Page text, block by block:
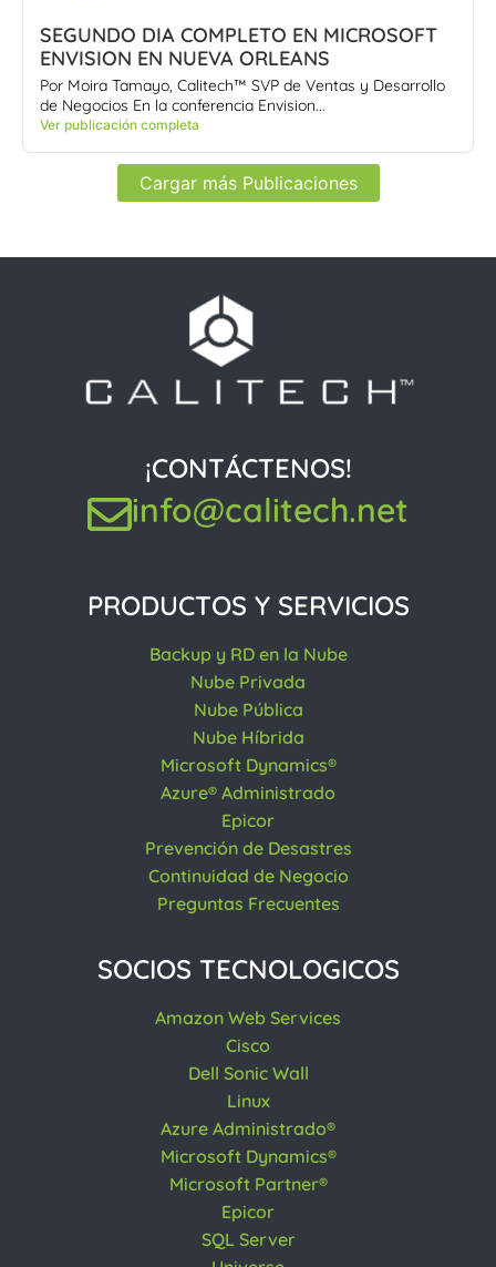
SEGUNDO DIA COMPLETO EN MICROSOFT
ENVISION EN NUEVA ORLEANS
Por Moira Tamayo, Calitech™ SVP de Ventas y Desarrollo
de Negocios En la conferencia Envision...
Ver publicación completa
Cargar más Publicaciones
¡CONTÁCTENOS!
info@calitech.net
PRODUCTOS Y SERVICIOS
Backup y RD en la Nube
Nube Privada
Nube Pública
Nube Híbrida
Microsoft Dynamics®
Azure® Administrado
Epicor
Prevención de Desastres
Continuidad de Negocio
Preguntas Frecuentes
SOCIOS TECNOLOGICOS
Amazon Web Services
Cisco
Dell Sonic Wall
Linux
Azure Administrado®
Microsoft Dynamics®
Microsoft Partner®
Epicor
SQL Server